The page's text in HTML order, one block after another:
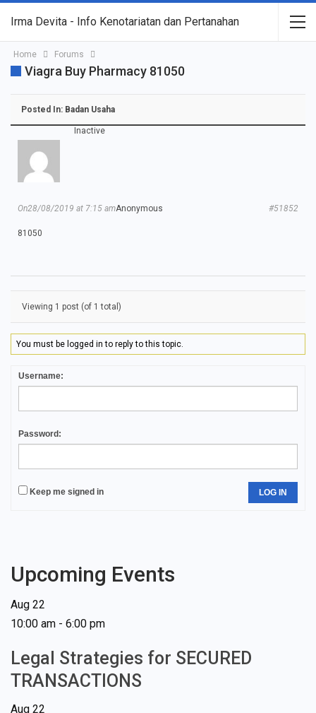
Irma Devita - Info Kenotariatan dan Pertanahan
Home Forums
Viagra Buy Pharmacy 81050
Posted In: Badan Usaha
Inactive
Anonymous
On28/08/2019 at 7:15 am #51852
81050
Viewing 1 post (of 1 total)
You must be logged in to reply to this topic.
Username:
Password:
Keep me signed in LOG IN
Upcoming Events
Aug 22
10:00 am - 6:00 pm
Legal Strategies for SECURED
TRANSACTIONS
Aug 22